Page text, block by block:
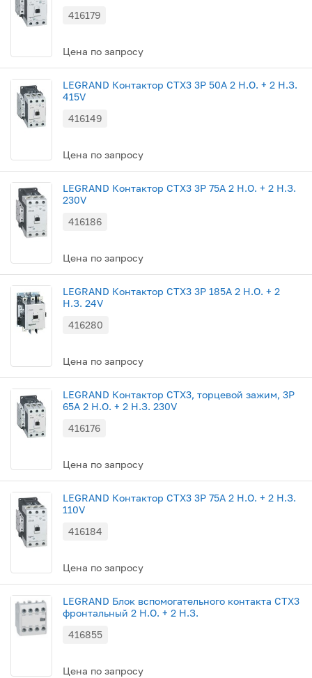
416179
Цена по запросу
LEGRAND Контактор CTX3 3P 50A 2 Н.О. + 2 Н.З.
415V
416149
Цена по запросу
LEGRAND Контактор CTX3 3P 75A 2 Н.О. + 2 Н.З.
230V
416186
Цена по запросу
LEGRAND Контактор CTX3 3P 185A 2 Н.О. + 2
Н.З. 24V
416280
Цена по запросу
LEGRAND Контактор CTX3, торцевой зажим, 3P
65A 2 Н.О. + 2 Н.З. 230V
416176
Цена по запросу
LEGRAND Контактор CTX3 3P 75A 2 Н.О. + 2 Н.З.
110V
416184
Цена по запросу
LEGRAND Блок вспомогательного контакта CTX3
фронтальный 2 Н.О. + 2 Н.З.
416855
Цена по запросу